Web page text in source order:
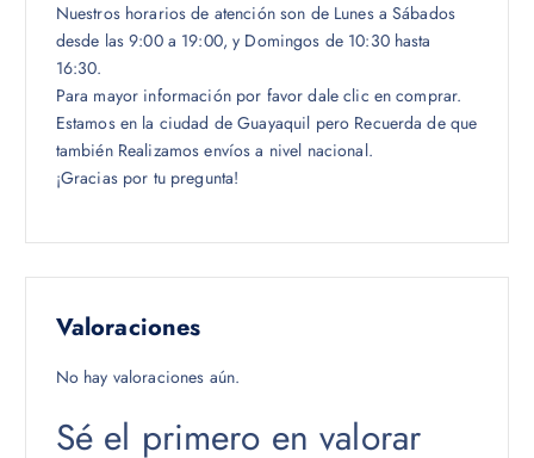
Nuestros horarios de atención son de Lunes a Sábados
desde las 9:00 a 19:00, y Domingos de 10:30 hasta
16:30.
Para mayor información por favor dale clic en comprar.
Estamos en la ciudad de Guayaquil pero Recuerda de que
también Realizamos envíos a nivel nacional.
¡Gracias por tu pregunta!
Valoraciones
No hay valoraciones aún.
Sé el primero en valorar